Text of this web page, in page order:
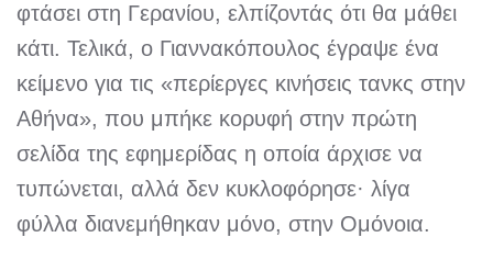
φτάσει στη Γερανίου, ελπίζοντάς ότι θα μάθει
κάτι. Τελικά, ο Γιαννακόπουλος έγραψε ένα
κείμενο για τις «περίεργες κινήσεις τανκς στην
Αθήνα», που μπήκε κορυφή στην πρώτη
σελίδα της εφημερίδας η οποία άρχισε να
τυπώνεται, αλλά δεν κυκλοφόρησε· λίγα
φύλλα διανεμήθηκαν μόνο, στην Ομόνοια.